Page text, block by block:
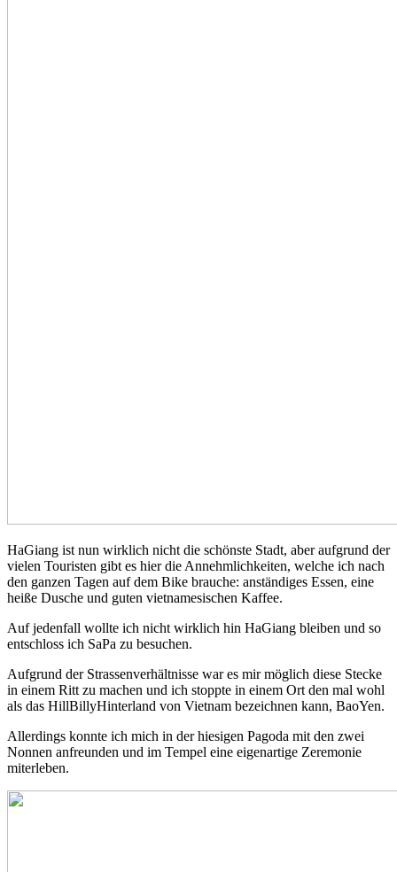
HaGiang ist nun wirklich nicht die schönste Stadt, aber aufgrund der
vielen Touristen gibt es hier die Annehmlichkeiten, welche ich nach
den ganzen Tagen auf dem Bike brauche: anständiges Essen, eine
heiße Dusche und guten vietnamesischen Kaffee.
Auf jedenfall wollte ich nicht wirklich hin HaGiang bleiben und so
entschloss ich SaPa zu besuchen.
Aufgrund der Strassenverhältnisse war es mir möglich diese Stecke
in einem Ritt zu machen und ich stoppte in einem Ort den mal wohl
als das HillBillyHinterland von Vietnam bezeichnen kann, BaoYen.
Allerdings konnte ich mich in der hiesigen Pagoda mit den zwei
Nonnen anfreunden und im Tempel eine eigenartige Zeremonie
miterleben.